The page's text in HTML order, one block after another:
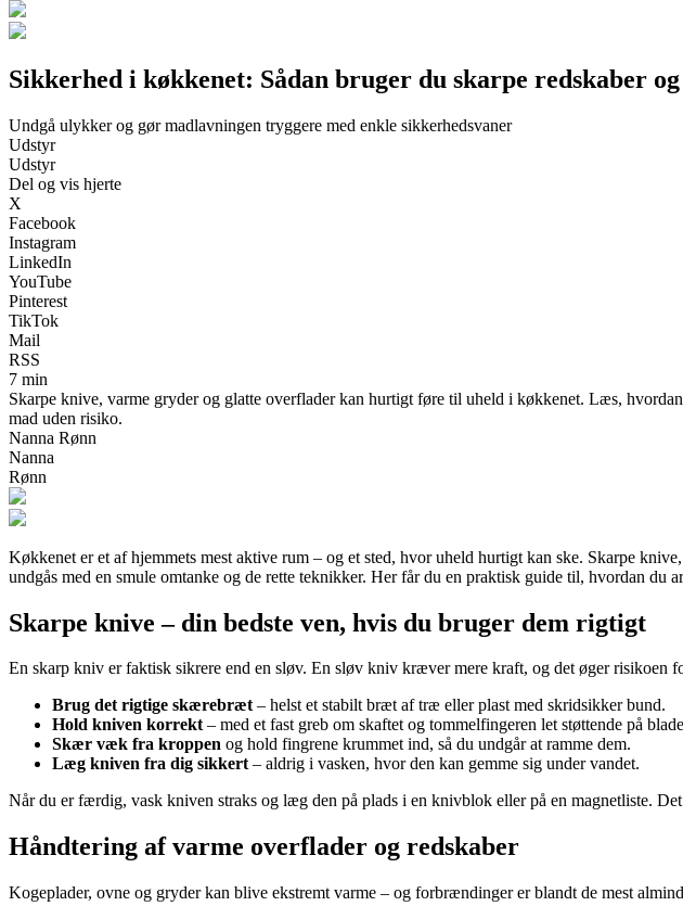
Sikkerhed i køkkenet: Sådan bruger du skarpe redskaber
Undgå ulykker og gør madlavningen tryggere med enkle sikkerhedsvaner
Udstyr
Udstyr
Del og vis hjerte
X
Facebook
Instagram
LinkedIn
YouTube
Pinterest
TikTok
Mail
RSS
7 min
Skarpe knive, varme gryder og glatte overflader kan hurtigt føre til uheld i køkkenet. Læs,
mad uden risiko.
Nanna Rønn
Nanna
Rønn
Køkkenet er et af hjemmets mest aktive rum – og et sted, hvor uheld hurtigt kan ske. Skarpe
undgås med en smule omtanke og de rette teknikker. Her får du en praktisk guide til, hvordan du
Skarpe knive – din bedste ven, hvis du bruger dem rigtigt
En skarp kniv er faktisk sikrere end en sløv. En sløv kniv kræver mere kraft, og det øger risikoen
Brug det rigtige skærebræt– helst et stabilt bræt af træ eller plast med skridsikker bund.
Hold kniven korrekt– med et fast greb om skaftet og tommelfingeren let støttende på
Skær væk fra kroppen og hold fingrene krummet ind, så du undgår at ramme dem.
Læg kniven fra dig sikkert– aldrig i vasken, hvor den kan gemme sig under vandet.
Når du er færdig, vask kniven straks og læg den på plads i en knivblok eller på en magnetliste.
Håndtering af varme overflader og redskaber
Kogeplader, ovne og gryder kan blive ekstremt varme – og forbrændinger er blandt de mest